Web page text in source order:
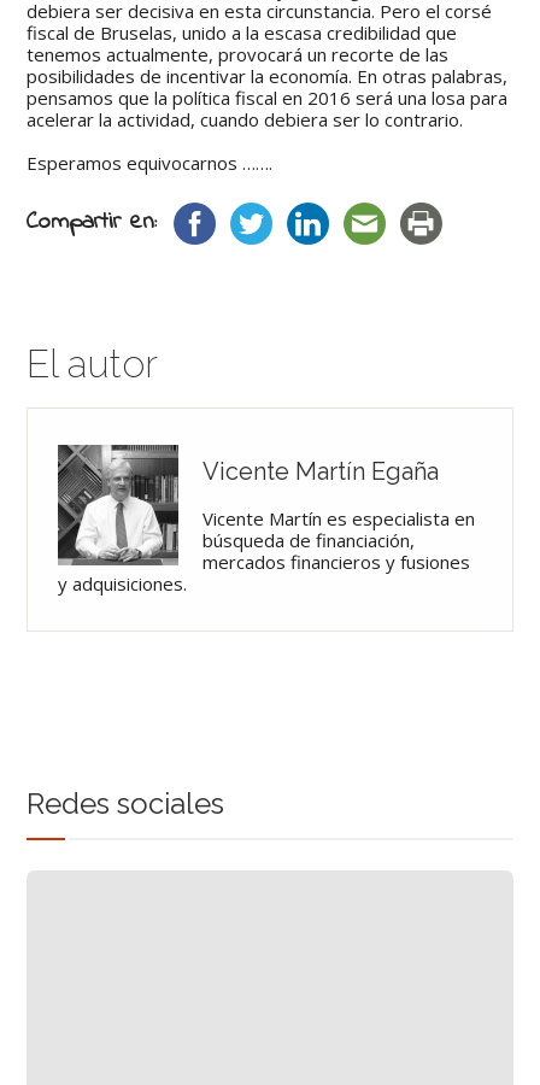
debiera ser decisiva en esta circunstancia. Pero el corsé
fiscal de Bruselas, unido a la escasa credibilidad que
tenemos actualmente, provocará un recorte de las
posibilidades de incentivar la economía. En otras palabras,
pensamos que la política fiscal en 2016 será una losa para
acelerar la actividad, cuando debiera ser lo contrario.
Esperamos equivocarnos …….
Compartir en:
El autor
Vicente Martín Egaña
Vicente Martín es especialista en
búsqueda de financiación,
mercados financieros y fusiones
y adquisiciones.
Redes sociales